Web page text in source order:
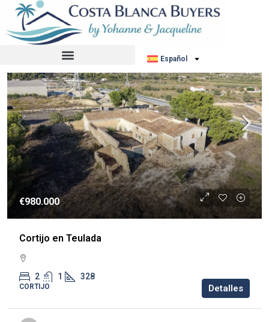
Español
Ordenar por: Orden por defecto
€980.000
Cortijo en Teulada
2 1 328
CORTIJO Detalles